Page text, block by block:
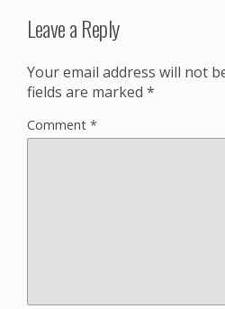
Leave a Reply
Your email address will not
fields are marked *
Comment *